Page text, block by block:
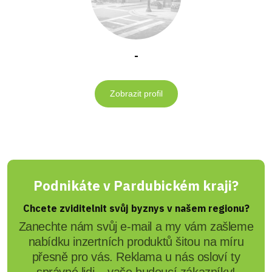
-
Zobrazit profil
Podnikáte v Pardubickém kraji?
Chcete zviditelnit svůj byznys v našem regionu?
Zanechte nám svůj e-mail a my vám zašleme
nabídku inzertních produktů šitou na míru
přesně pro vás. Reklama u nás osloví ty